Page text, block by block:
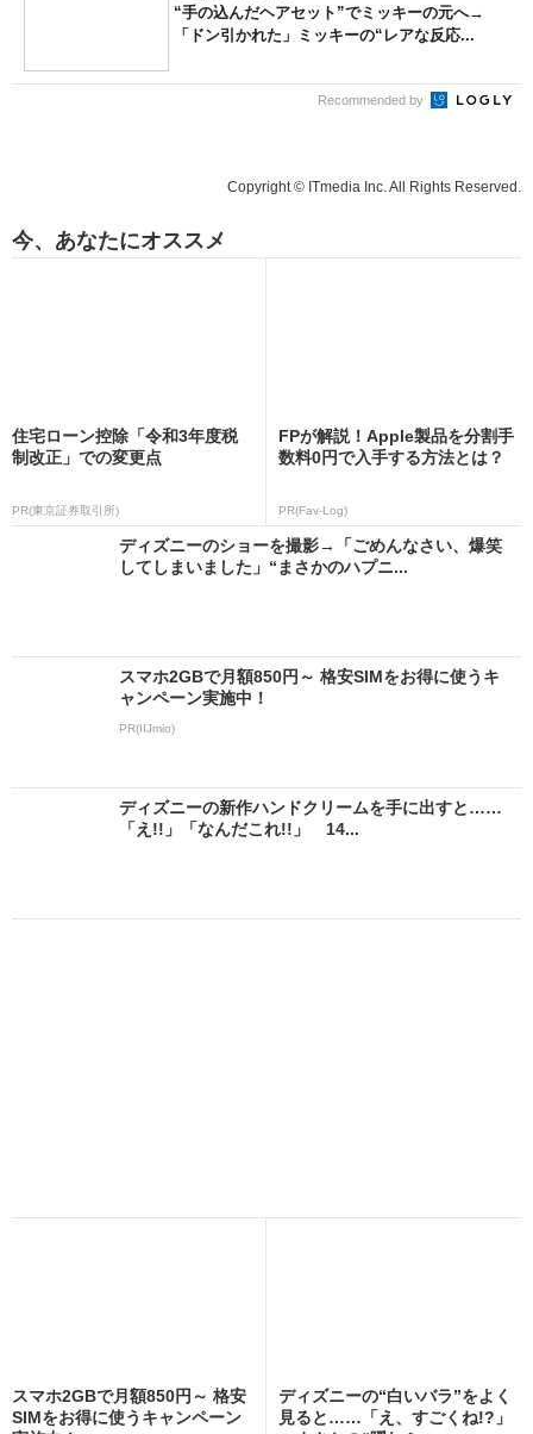
“手の込んだヘアセット”でミッキーの元へ→
「ドン引かれた」ミッキーの“レアな反応...
Recommended by
Copyright © ITmedia Inc. All Rights Reserved.
今、あなたにオススメ
住宅ローン控除「令和3年度税
制改正」での変更点
PR(東京証券取引所)
FPが解説！Apple製品を分割手
数料0円で入手する方法とは？
PR(Fav-Log)
ディズニーのショーを撮影→「ごめんなさい、爆笑
してしまいました」“まさかのハプニ...
スマホ2GBで月額850円～ 格安SIMをお得に使うキ
ャンペーン実施中！
PR(IIJmio)
ディズニーの新作ハンドクリームを手に出すと……
「え!!」「なんだこれ!!」 14...
スマホ2GBで月額850円～ 格安
SIMをお得に使うキャンペーン
ディズニーの“白いバラ”をよく
見ると……「え、すごくね!?」